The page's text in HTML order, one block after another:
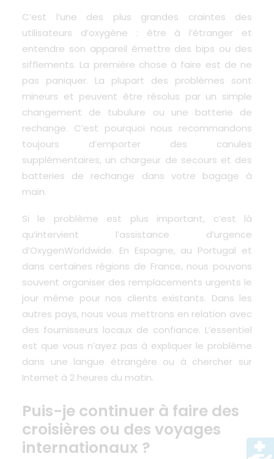
C’est l’une des plus grandes craintes des
utilisateurs d’oxygène : être à l’étranger et
entendre son appareil émettre des bips ou des
sifflements. La première chose à faire est de ne
pas paniquer. La plupart des problèmes sont
mineurs et peuvent être résolus par un simple
changement de tubulure ou une batterie de
rechange. C’est pourquoi nous recommandons
toujours d’emporter des canules
supplémentaires, un chargeur de secours et des
batteries de rechange dans votre bagage à
main.
Si le problème est plus important, c’est là
qu’intervient l’assistance d’urgence
d’OxygenWorldwide. En Espagne, au Portugal et
dans certaines régions de France, nous pouvons
souvent organiser des remplacements urgents le
jour même pour nos clients existants. Dans les
autres pays, nous vous mettrons en relation avec
des fournisseurs locaux de confiance. L’essentiel
est que vous n’ayez pas à expliquer le problème
dans une langue étrangère ou à chercher sur
Internet à 2 heures du matin.
Puis-je continuer à faire des
croisières ou des voyages
internationaux ?